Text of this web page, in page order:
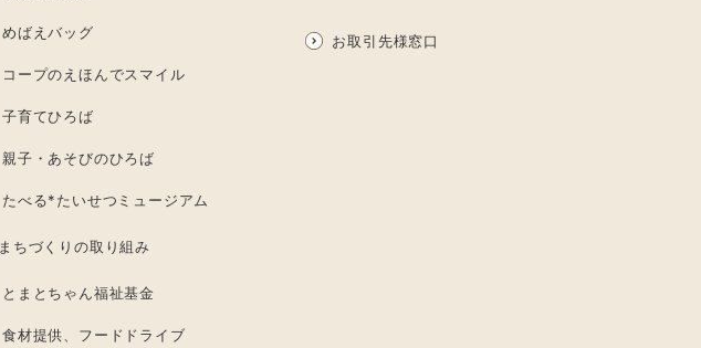
めばえバッグ
コープのえほんでスマイル
子育てひろば
親子・あそびのひろば
たべる*たいせつミュージアム
まちづくりの取り組み
とまとちゃん福祉基金
食材提供、フードドライブ
お取引先様窓口